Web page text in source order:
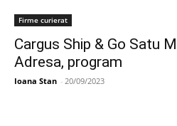
Firme curierat
Cargus Ship & Go Satu
Adresa, program
Ioana Stan - 20/09/2023